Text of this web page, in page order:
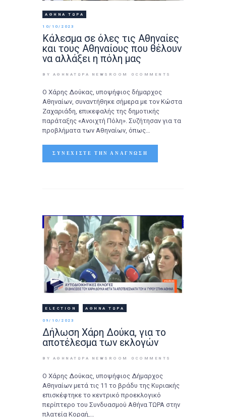
ΑΘΉΝΑ ΤΩΡΑ
10/10/2023
Κάλεσμα σε όλες τις Αθηναίες
και τους Αθηναίους που θέλουν
να αλλάξει η πόλη μας
BY ΑΘΉΝΑΤΩΡΑ NEWSROOM 0 COMMENTS
Ο Χάρης Δούκας, υποψήφιος δήμαρχος
Αθηναίων, συναντήθηκε σήμερα με τον Κώστα
Ζαχαριάδη, επικεφαλής της δημοτικής
παράταξης «Ανοιχτή Πόλη». Συζήτησαν για τα
προβλήματα των Αθηναίων, όπως…
ΣΥΝΕΧΊΣΤΕ ΤΗΝ ΑΝΆΓΝΩΣΗ
ELECTION ΑΘΉΝΑ ΤΩΡΑ
09/10/2023
Δήλωση Χάρη Δούκα, για το
αποτέλεσμα των εκλογών
BY ΑΘΉΝΑΤΩΡΑ NEWSROOM 0 COMMENTS
Ο Χάρης Δούκας, υποψήφιος Δήμαρχος
Αθηναίων μετά τις 11 το βράδυ της Κυριακής
επισκέφτηκε το κεντρικό προεκλογικό
περίπτερο του Συνδυασμού Αθήνα ΤΩΡΑ στην
πλατεία Κοραή,…